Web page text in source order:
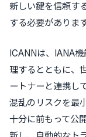
新しい鍵を信頼す
する必要があります
ICANNは、IANA
理するとともに、
ートナーと連携し
混乱のリスクを最
十分に前もって公